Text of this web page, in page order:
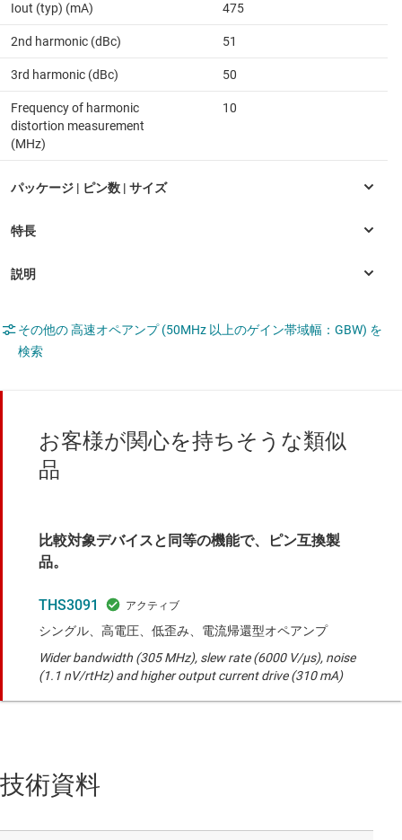
Iout (typ) (mA) 475
2nd harmonic (dBc) 51
3rd harmonic (dBc) 50
Frequency of harmonic
distortion measurement
(MHz)
10
その他の 高速オペアンプ (50MHz 以上のゲイン帯域幅：GBW) を
検索
お客様が関心を持ちそうな類似
品
比較対象デバイスと同等の機能で、ピン互換製
品。
THS3091
シングル、高電圧、低歪み、電流帰還型オペアンプ
Wider bandwidth (305 MHz), slew rate (6000 V/µs), noise
(1.1 nV/rtHz) and higher output current drive (310 mA)
技術資料